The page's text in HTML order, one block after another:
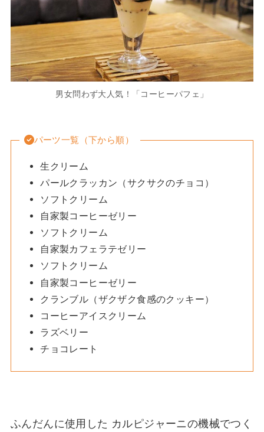
男女問わず大人気！「コーヒーパフェ」
パーツ一覧（下から順）
生クリーム
パールクラッカン（サクサクのチョコ）
ソフトクリーム
自家製コーヒーゼリー
ソフトクリーム
自家製カフェラテゼリー
ソフトクリーム
自家製コーヒーゼリー
クランブル（ザクザク食感のクッキー）
コーヒーアイスクリーム
ラズベリー
チョコレート
ふんだんに使用した カルピジャーニの機械でつく